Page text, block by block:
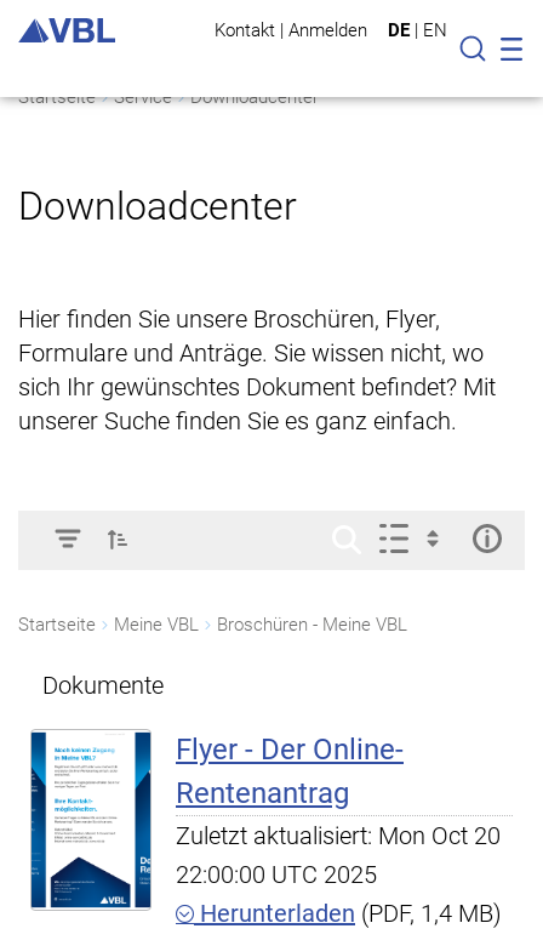
Kontakt | Anmelden DE | EN
Suche
Startseite Service Downloadcenter
Downloadcenter
Hier finden Sie unsere Broschüren, Flyer,
Formulare und Anträge. Sie wissen nicht, wo
sich Ihr gewünschtes Dokument befindet? Mit
unserer Suche finden Sie es ganz einfach.
Startseite Meine VBL Broschüren - Meine VBL
Dokumente
Flyer - Der Online-
Rentenantrag
Zuletzt aktualisiert: Mon Oct 20
22:00:00 UTC 2025
Herunterladen (PDF, 1,4 MB)